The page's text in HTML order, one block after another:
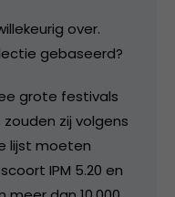
over.
gebaseerd?
grote festivals
zij volgens
lijst moeten
IPM 5.20 en